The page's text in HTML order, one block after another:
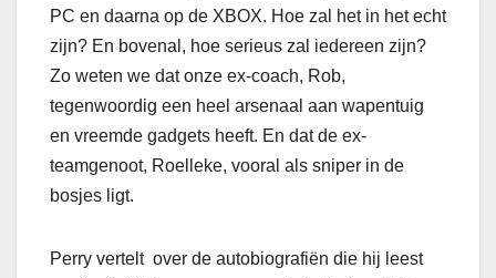
PC en daarna op de XBOX. Hoe zal het in het echt
zijn? En bovenal, hoe serieus zal iedereen zijn?
Zo weten we dat onze ex-coach, Rob,
tegenwoordig een heel arsenaal aan wapentuig
en vreemde gadgets heeft. En dat de ex-
teamgenoot, Roelleke, vooral als sniper in de
bosjes ligt.
Perry vertelt over de autobiografiën die hij leest